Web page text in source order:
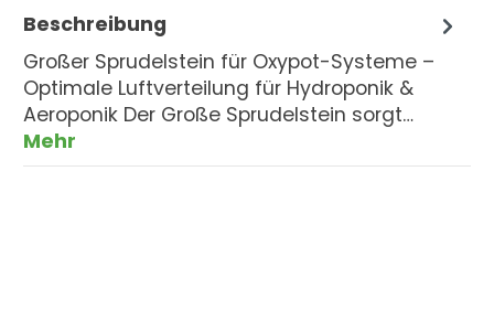
Beschreibung
Großer Sprudelstein für Oxypot-Systeme –
Optimale Luftverteilung für Hydroponik &
Aeroponik Der Große Sprudelstein sorgt…
Mehr